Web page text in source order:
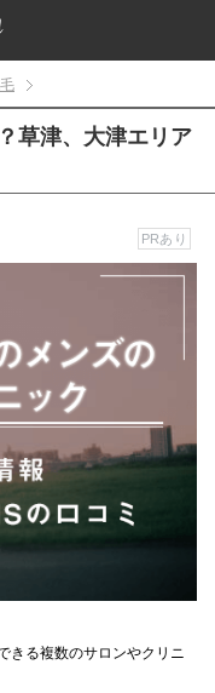
草津、大津エリア
PRあり
きる複数のサロンやクリニ